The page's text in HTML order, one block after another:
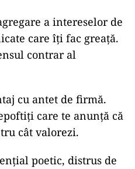
a intereselor de
care îți fac greață.
contrar al
cu antet de firmă.
care te anunță că
cât valorezi.
poetic, distrus de